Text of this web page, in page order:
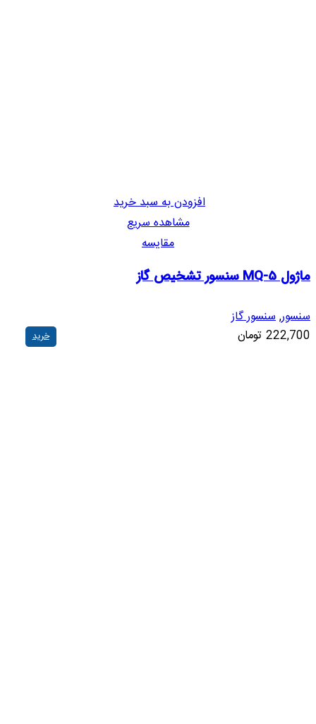
افزودن به سبد خرید
مشاهده سریع
مقایسه
ماژول MQ-5 سنسور تشخیص گاز
سنسور,سنسور گاز
222,700 تومان خرید